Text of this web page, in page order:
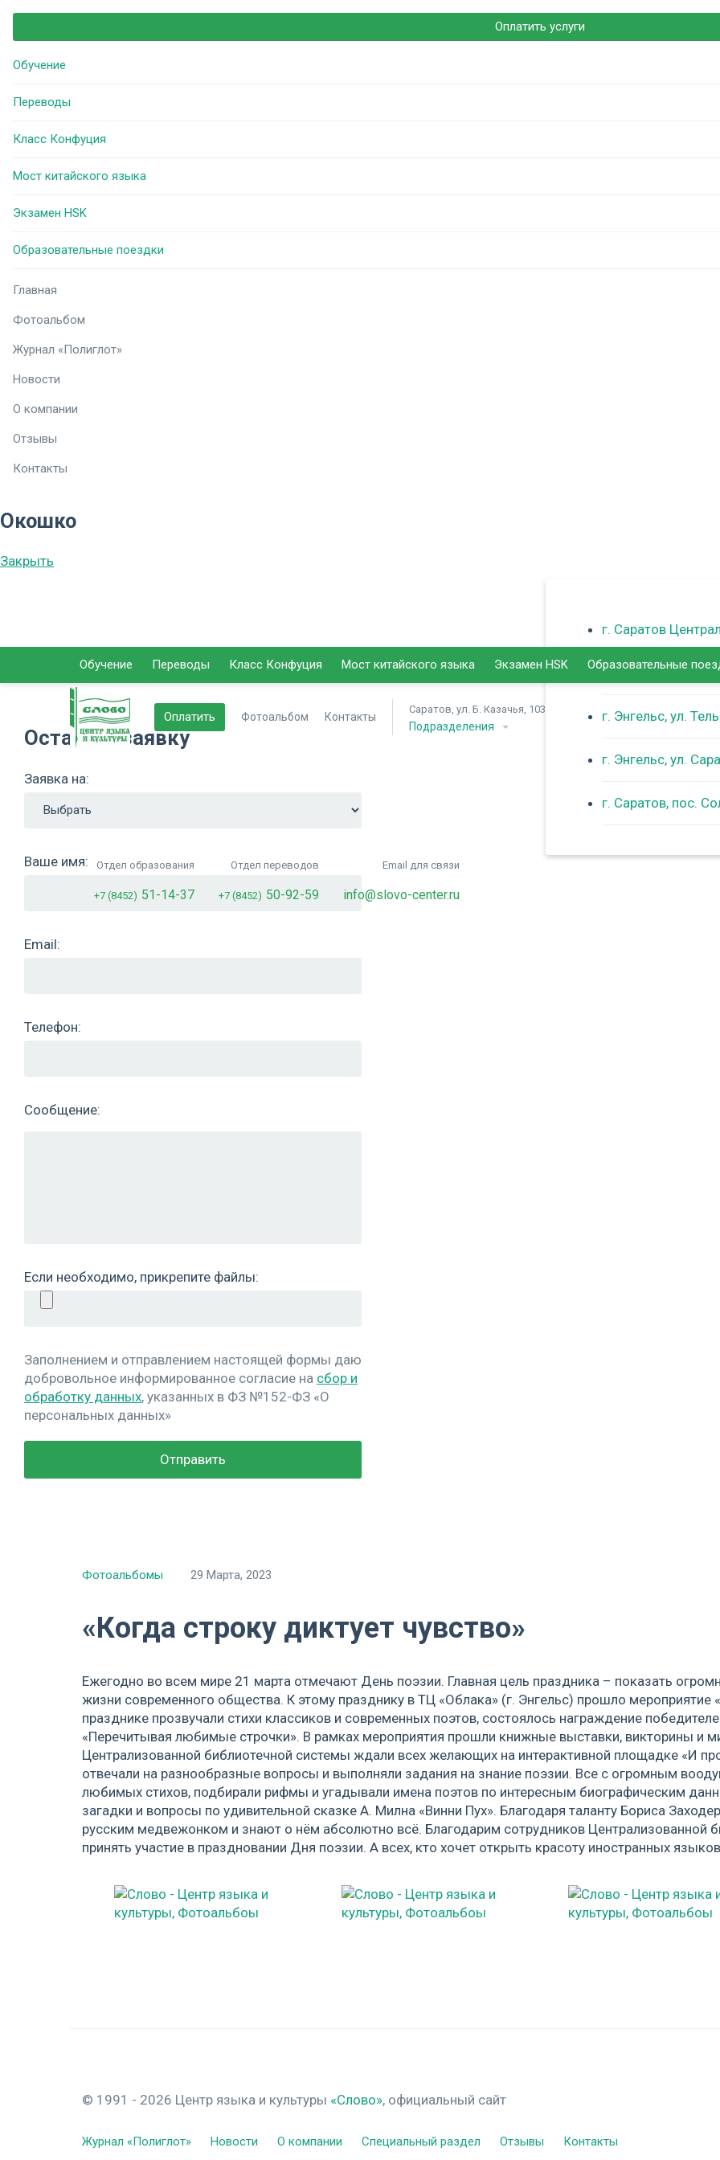
Оплатить услуги
Обучение
Переводы
Класс Конфуция
Мост китайского языка
Экзамен HSK
Образовательные поездки
Главная
Фотоальбом
Журнал «Полиглот»
Новости
О компании
Отзывы
Контакты
Окошко
Закрыть
Оплатить Фотоальбом Контакты
Саратов, ул. Б. Казачья, 103
Подразделения
г. Саратов
г. Балаково
г. Энгельс, ул.
г. Энгельс, ул.
г. Саратов, пос.
Отдел образования
+7 (8452) 51-14-37
Отдел переводов
+7 (8452) 50-92-59
Email для связи
info@slovo-center.ru
Обучение Переводы Класс Конфуция Мост китайского языка Экзамен HSK Образовательные
Оставьте заявку
Заявка на:
Ваше имя:
Email:
Телефон:
Сообщение:
Если необходимо, прикрепите файлы:
Заполнением и отправлением настоящей формы даю
добровольное информированное согласие на сбор и
обработку данных, указанных в ФЗ №152-ФЗ «О
персональных данных»
Фотоальбомы 29 Марта, 2023
«Когда строку диктует чувство»
Ежегодно во всем мире 21 марта отмечают День поэзии. Главная цель праздника – показать
жизни современного общества. К этому празднику в ТЦ «Облака» (г. Энгельс) прошло мероприятие
празднике прозвучали стихи классиков и современных поэтов, состоялось награждение
«Перечитывая любимые строчки». В рамках мероприятия прошли книжные выставки, викторины и
Централизованной библиотечной системы ждали всех желающих на интерактивной площадке «И
отвечали на разнообразные вопросы и выполняли задания на знание поэзии. Все с огромным
любимых стихов, подбирали рифмы и угадывали имена поэтов по интересным биографическим
загадки и вопросы по удивительной сказке А. Милна «Винни Пух». Благодаря таланту Бориса
русским медвежонком и знают о нём абсолютно всё. Благодарим сотрудников Централизованной
принять участие в праздновании Дня поэзии. А всех, кто хочет открыть красоту иностранных
© 1991 - 2026 Центр языка и культуры «Слово», официальный сайт
Журнал «Полиглот» Новости О компании Специальный раздел Отзывы Контакты